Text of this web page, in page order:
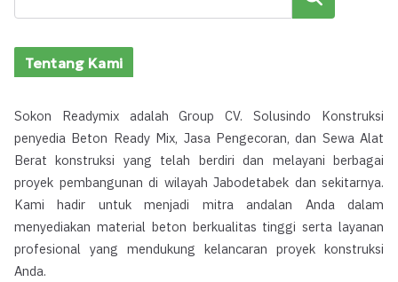
Tentang Kami
Sokon Readymix adalah Group CV. Solusindo Konstruksi
penyedia Beton Ready Mix, Jasa Pengecoran, dan Sewa Alat
Berat konstruksi yang telah berdiri dan melayani berbagai
proyek pembangunan di wilayah Jabodetabek dan sekitarnya.
Kami hadir untuk menjadi mitra andalan Anda dalam
menyediakan material beton berkualitas tinggi serta layanan
profesional yang mendukung kelancaran proyek konstruksi
Anda.